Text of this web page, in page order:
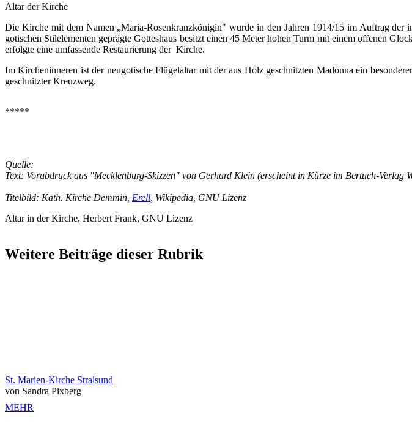
Altar der Kirche
Die Kirche mit dem Namen „Maria-Rosenkranzkönigin" wurde in den Jahren 1914/15 im Auftrag der
gotischen Stilelementen geprägte Gotteshaus besitzt einen 45 Meter hohen Turm mit einem offenen
erfolgte eine umfassende Restaurierung der Kirche.
Im Kircheninneren ist der neugotische Flügelaltar mit der aus Holz geschnitzten Madonna ein
geschnitzter Kreuzweg.
*****
Quelle:
Text: Vorabdruck aus "Mecklenburg-Skizzen" von Gerhard Klein (erscheint in Kürze im Bertuch-Verlag
Titelbild: Kath. Kirche Demmin, Erell , Wikipedia, GNU Lizenz
Altar in der Kirche, Herbert Frank, GNU Lizenz
Weitere Beiträge dieser Rubrik
St. Marien-Kirche Stralsund
von Sandra Pixberg
MEHR